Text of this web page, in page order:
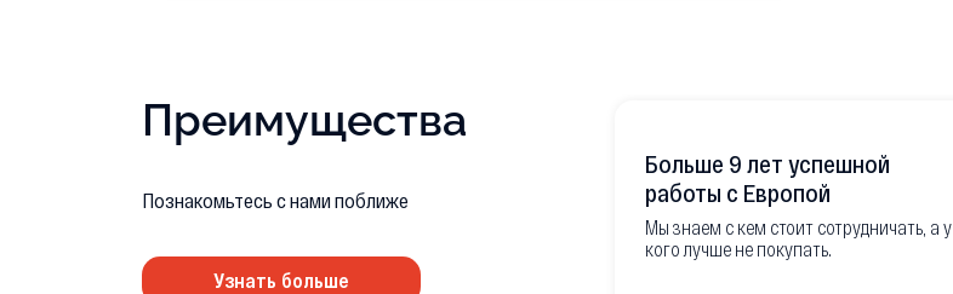
Преимущества
Познакомьтесь с нами поближе
Узнать больше
Больше 9 лет успешной
работы с Европой
Мы знаем с кем стоит сотрудничать, а у
кого лучше не покупать.